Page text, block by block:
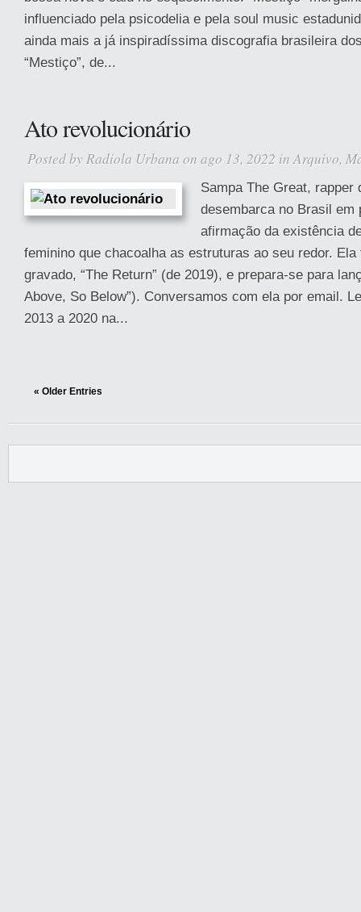
influenciado pela psicodelia e pela soul music
ainda mais a já inspiradíssima discografia brasileira
“Mestiço”, de...
Ato revolucionário
Posted by Radiola Urbana on ago 13, 2022 inArquivo,
Sampa The Great, rapper
desembarca no Brasil em
afirmação da existência
feminino que chacoalha as estruturas ao seu redor.
gravado, “The Return” (de 2019), e prepara-se para
Above, So Below”). Conversamos com ela por email.
2013 a 2020 na...
« Older Entries